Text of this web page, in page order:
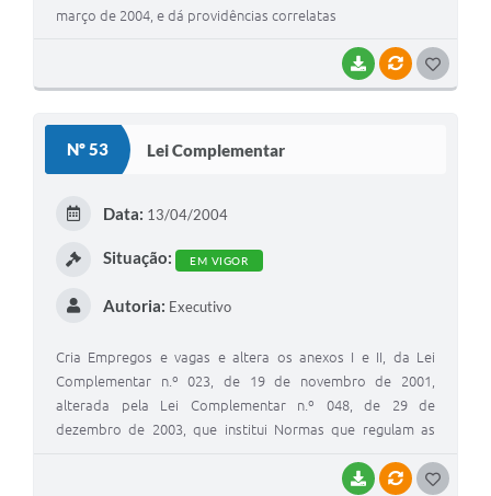
BAIXARVÍNCULOS
março de 2004, e dá providências correlatas
Nº 53 Lei Complementar
BAIXARVÍNCULOS
Data: 13/04/2004
Situação: EM VIGOR
Autoria: Executivo
Cria Empregos e vagas e altera os anexos I e II, da Lei
Complementar n.º 023, de 19 de novembro de 2001,
alterada pela Lei Complementar n.º 048, de 29 de
dezembro de 2003, que institui Normas que regulam as
Celetistas, dispõe sobre o quadro de pessoal e dá outras